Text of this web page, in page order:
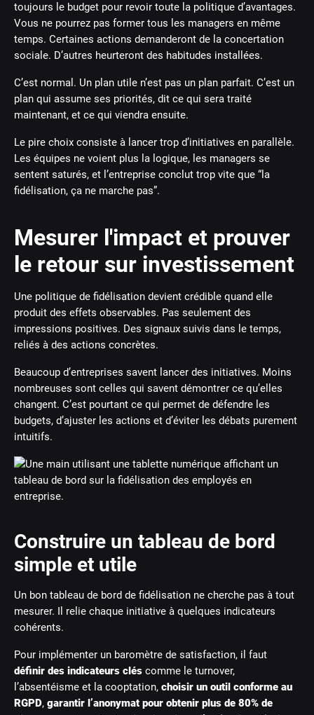
toujours le budget pour revoir toute la politique d’avantages.
Vous ne pourrez pas former tous les managers en même
temps. Certaines actions demanderont de la concertation
sociale. D’autres heurteront des habitudes installées.
C’est normal. Un plan utile n’est pas un plan parfait. C’est un
plan qui assume ses priorités, dit ce qui sera traité
maintenant, et ce qui viendra ensuite.
Le pire choix consiste à lancer trop d’initiatives en parallèle.
Les équipes ne voient plus la logique, les managers se
sentent saturés, et l’entreprise conclut trop vite que “la
fidélisation, ça ne marche pas”.
Mesurer l'impact et prouver
le retour sur investissement
Une politique de fidélisation devient crédible quand elle
produit des effets observables. Pas seulement des
impressions positives. Des signaux suivis dans le temps,
reliés à des actions concrètes.
Beaucoup d’entreprises savent lancer des initiatives. Moins
nombreuses sont celles qui savent démontrer ce qu’elles
changent. C’est pourtant ce qui permet de défendre les
budgets, d’ajuster les actions et d’éviter les débats purement
intuitifs.
Construire un tableau de bord
simple et utile
Un bon tableau de bord de fidélisation ne cherche pas à tout
mesurer. Il relie chaque initiative à quelques indicateurs
cohérents.
Pour implémenter un baromètre de satisfaction, il faut
définir des indicateurs clés comme le turnover,
l’absentéisme et la cooptation, choisir un outil conforme au
RGPD, garantir l’anonymat pour obtenir plus de 80% de